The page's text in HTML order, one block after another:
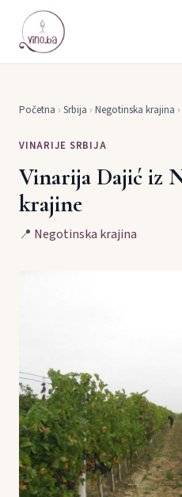
Početna › Srbija › Negotinska krajina ›
VINARIJE SRBIJA
Vinarija Dajić iz
krajine
📍 Negotinska krajina